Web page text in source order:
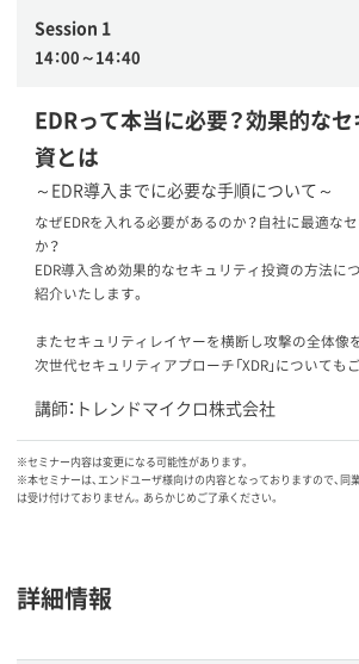
Session 1
14：00～14：40
EDRって本当に必要？効果的な
資とは
～EDR導入までに必要な手順について～
なぜEDRを入れる必要があるのか？自社に最適な
か？
EDR導入含め効果的なセキュリティ投資の方法に
紹介いたします。
またセキュリティレイヤーを横断し攻撃の全体像
次世代セキュリティアプローチ「XDR」についても
講師：トレンドマイクロ株式会社
※セミナー内容は変更になる可能性があります。
※本セミナーは、エンドユーザ様向けの内容となっておりますので、同
は受け付けておりません。あらかじめご了承ください。
詳細情報